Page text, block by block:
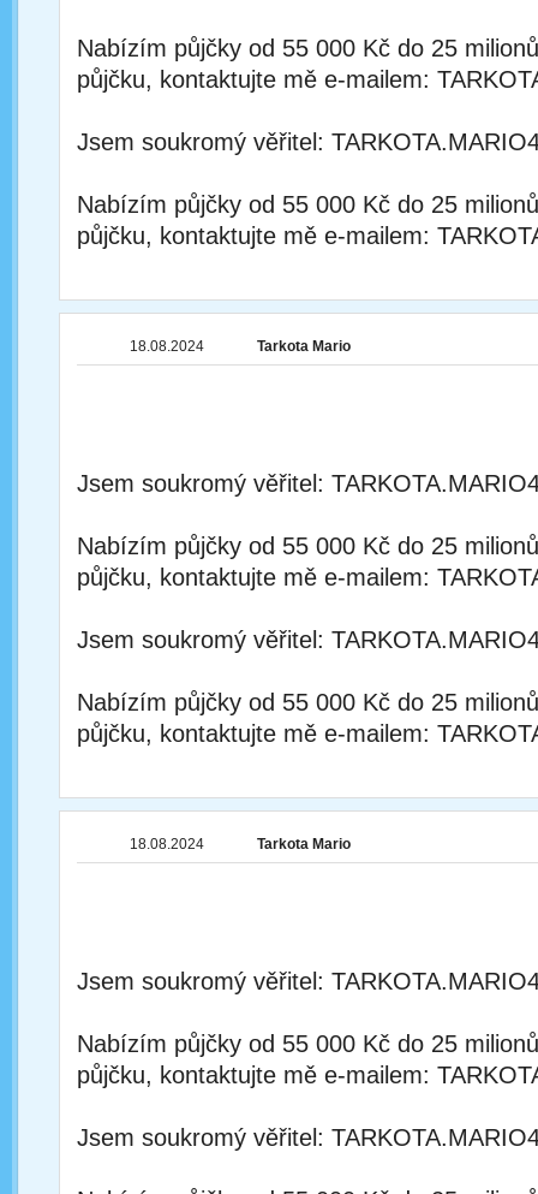
Nabízím půjčky od 55 000 Kč do 25
půjčku, kontaktujte mě e-mailem:
Jsem soukromý věřitel:
Nabízím půjčky od 55 000 Kč do 25
půjčku, kontaktujte mě e-mailem:
18.08.2024 Tarkota Mario
Jsem soukromý věřitel:
Nabízím půjčky od 55 000 Kč do 25
půjčku, kontaktujte mě e-mailem:
Jsem soukromý věřitel:
Nabízím půjčky od 55 000 Kč do 25
půjčku, kontaktujte mě e-mailem:
18.08.2024 Tarkota Mario
Jsem soukromý věřitel:
Nabízím půjčky od 55 000 Kč do 25
půjčku, kontaktujte mě e-mailem:
Jsem soukromý věřitel: